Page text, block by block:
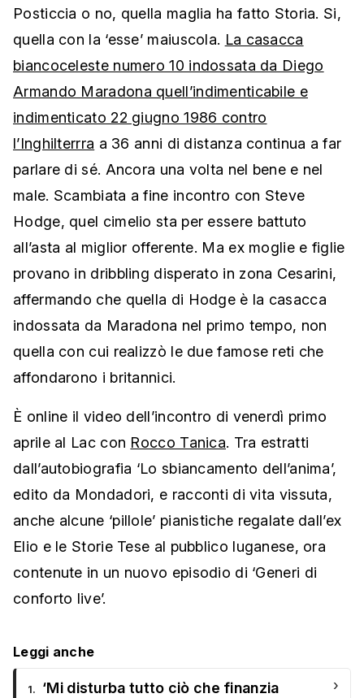
Posticcia o no, quella maglia ha fatto Storia. Si,
quella con la ‘esse’ maiuscola. La casacca
biancoceleste numero 10 indossata da Diego
Armando Maradona quell’indimenticabile e
indimenticato 22 giugno 1986 contro
l’Inghilterrra a 36 anni di distanza continua a far
parlare di sé. Ancora una volta nel bene e nel
male. Scambiata a fine incontro con Steve
Hodge, quel cimelio sta per essere battuto
all’asta al miglior offerente. Ma ex moglie e figlie
provano in dribbling disperato in zona Cesarini,
affermando che quella di Hodge è la casacca
indossata da Maradona nel primo tempo, non
quella con cui realizzò le due famose reti che
affondarono i britannici.
È online il video dell’incontro di venerdì primo
aprile al Lac con Rocco Tanica. Tra estratti
dall’autobiografia ‘Lo sbiancamento dell’anima’,
edito da Mondadori, e racconti di vita vissuta,
anche alcune ‘pillole’ pianistiche regalate dall’ex
Elio e le Storie Tese al pubblico luganese, ora
contenute in un nuovo episodio di ‘Generi di
conforto live’.
Leggi anche
1.
‘Mi disturba tutto ciò che finanzia
›